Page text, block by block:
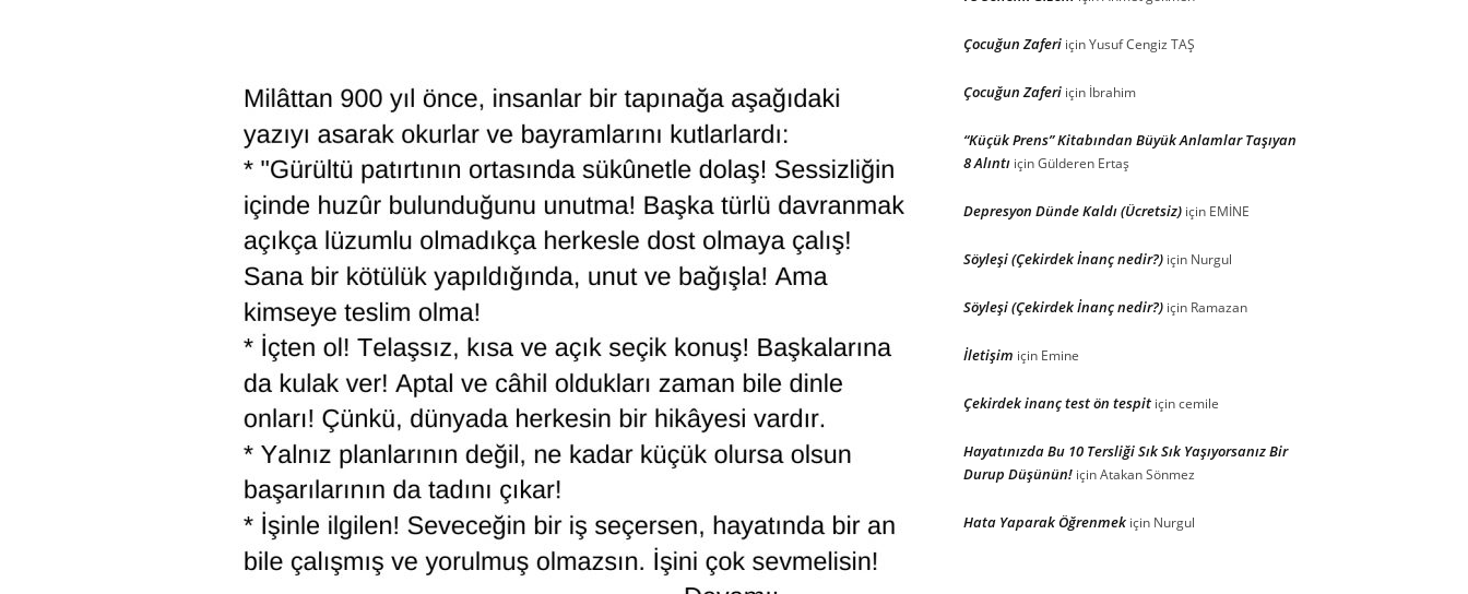
Çocuğun Zaferi içinYusuf Cengiz TAŞ
Çocuğun Zaferi için İbrahim
“Küçük Prens” Kitabından Büyük Anlamlar Taşıyan
8 Alıntı içinGülderen Ertaş
Depresyon Dünde Kaldı (Ücretsiz) için EMİNE
Söyleşi (Çekirdek İnanç nedir?) için Nurgul
Söyleşi (Çekirdek İnanç nedir?) için Ramazan
İletişim için Emine
Çekirdek inanç test ön tespit içincemile
Hayatınızda Bu 10 Tersliği Sık Sık Yaşıyorsanız Bir
Durup Düşünün! içinAtakan Sönmez
Hata Yaparak Öğrenmek için Nurgul